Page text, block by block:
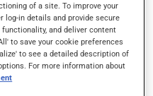
ce produit peut à
indésirables (effets
of a site. To improve your
log-in details and provide secure
and deliver content
to save your cookie preferences
to see a detailed description of
For more information about